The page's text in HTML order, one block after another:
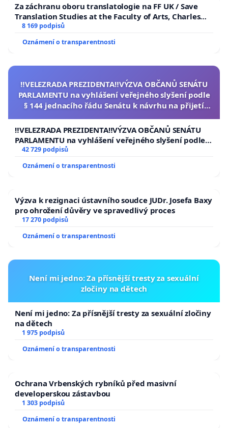
Za záchranu oboru translatologie na FF UK / Save
Translation Studies at the Faculty of Arts, Charles
University
8 169 podpisů
Oznámení o transparentnosti
‼️VELEZRADA PREZIDENTA‼️VÝZVA OBČANŮ SENÁTU
PARLAMENTU na vyhlášení veřejného slyšení podle
§ 144 jednacího řádu Senátu k návrhu na přijetí
republiky
‼️VELEZRADA PREZIDENTA‼️VÝZVA OBČANŮ SENÁTU
PARLAMENTU na vyhlášení veřejného slyšení podle §
144 jednacího řádu Senátu k návrhu na přijetí
republiky
42 729 podpisů
Oznámení o transparentnosti
Výzva k rezignaci ústavního soudce JUDr. Josefa Baxy
pro ohrožení důvěry ve spravedlivý proces
17 270 podpisů
Oznámení o transparentnosti
Není mi jedno: Za přísnější tresty za sexuální
zločiny na dětech
Není mi jedno: Za přísnější tresty za sexuální zločiny
na dětech
1 975 podpisů
Oznámení o transparentnosti
Ochrana Vrbenských rybníků před masivní
developerskou zástavbou
1 303 podpisů
Oznámení o transparentnosti